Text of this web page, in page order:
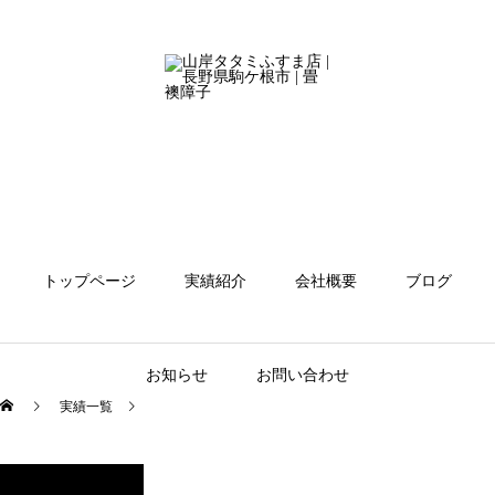
トップページ 実績紹介 会社概要 ブログ
お知らせ お問い合わせ
実績一覧